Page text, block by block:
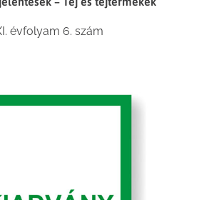
évfolyam 6. szám